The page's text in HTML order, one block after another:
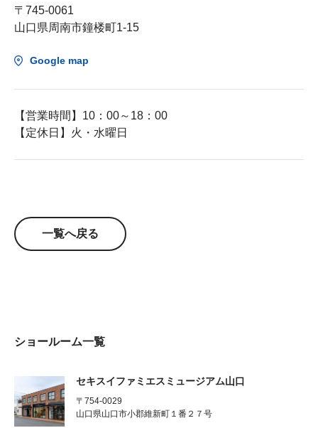
〒745-0061
山口県周南市鐘楼町1-15
Google map
【営業時間】10：00～18：00
【定休日】火・水曜日
一覧へ戻る
ショールーム一覧
セキスイファミエスミュージアム山口
〒754-0029
山口県山口市小郡維新町１番２７号